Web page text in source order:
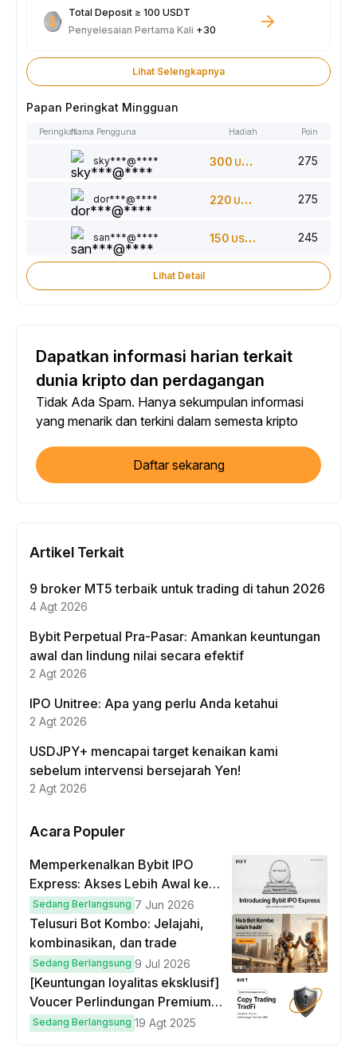
Total Deposit ≥ 100 USDT
Penyelesaian Pertama Kali +30
Lihat Selengkapnya
Papan Peringkat Mingguan
PeringkatNama Pengguna Hadiah Poin
sky***@**** 300 USDT 275
dor***@**** 220 USDT 275
san***@**** 150 USDT 245
Lihat Detail
Dapatkan informasi harian terkait
dunia kripto dan perdagangan
Tidak Ada Spam. Hanya sekumpulan informasi
yang menarik dan terkini dalam semesta kripto
Daftar sekarang
Artikel Terkait
9 broker MT5 terbaik untuk trading di tahun 2026
4 Agt 2026
Bybit Perpetual Pra-Pasar: Amankan keuntungan
awal dan lindung nilai secara efektif
2 Agt 2026
IPO Unitree: Apa yang perlu Anda ketahui
2 Agt 2026
USDJPY+ mencapai target kenaikan kami
sebelum intervensi bersejarah Yen!
2 Agt 2026
Acara Populer
Memperkenalkan Bybit IPO
Express: Akses Lebih Awal ke
IPO Global!
Sedang Berlangsung 7 Jun 2026
Telusuri Bot Kombo: Jelajahi,
kombinasikan, dan trade
Sedang Berlangsung 9 Jul 2026
[Keuntungan loyalitas eksklusif]
Voucer Perlindungan Premium
hingga $50
Sedang Berlangsung 19 Agt 2025